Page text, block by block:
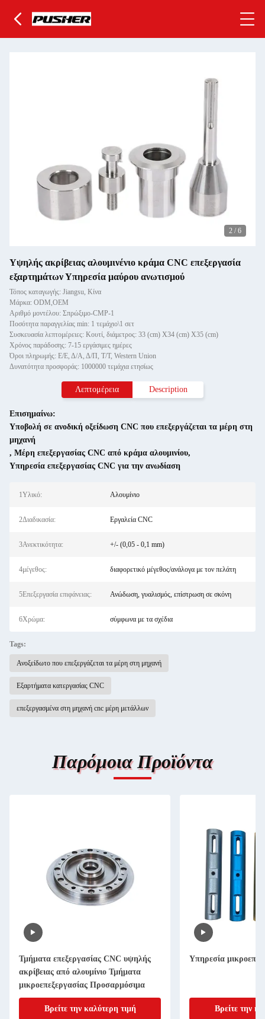
2 / 6
Υψηλής ακρίβειας αλουμινένιο κράμα CNC επεξεργασία
εξαρτημάτων Υπηρεσία μαύρου ανωτισμού
Τόπος καταγωγής: Jiangsu, Κίνα
Μάρκα: ODM,OEM
Αριθμό μοντέλου: Σπρώξιμο-CMP-1
Ποσότητα παραγγελίας min: 1 τεμάχιο\1 σετ
Συσκευασία λεπτομέρειες: Κουτί, διάμετρος: 33 (cm) X34 (cm) X35 (cm)
Χρόνος παράδοσης: 7-15 εργάσιμες ημέρες
Όροι πληρωμής: Ε/Ε, Δ/Α, Δ/Π, Τ/Τ, Western Union
Δυνατότητα προσφοράς: 1000000 τεμάχια ετησίως
Λεπτομέρεια Description
Επισημαίνω:
Υποβολή σε ανοδική οξείδωση CNC που επεξεργάζεται τα μέρη στη
μηχανή
, Μέρη επεξεργασίας CNC από κράμα αλουμινίου,
Υπηρεσία επεξεργασίας CNC για την ανωδίαση
1Υλικό: Αλουμίνιο
2Διαδικασία: Εργαλεία CNC
3Ανεκτικότητα: +/- (0,05 - 0,1 mm)
4μέγεθος: διαφορετικό μέγεθος/ανάλογα με τον πελάτη
5Επεξεργασία επιφάνειας: Ανώδωση, γυαλισμός, επίστρωση σε σκόνη
6Χρώμα: σύμφωνα με τα σχέδια
Tags:
Ανοξείδωτο που επεξεργάζεται τα μέρη στη μηχανή
Εξαρτήματα κατεργασίας CNC
επεξεργασμένα στη μηχανή cnc μέρη μετάλλων
Παρόμοια Προϊόντα
Τμήματα επεξεργασίας CNC υψηλής
ακρίβειας από αλουμίνιο Τμήματα
μικροεπεξεργασίας Προσαρμόσιμα
Βρείτε την καλύτερη τιμή
Υπηρεσία
Βρείτε την